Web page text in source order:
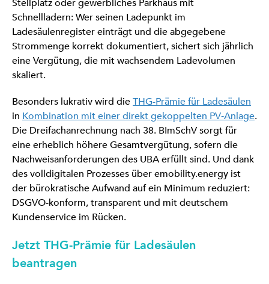
Stellplatz oder gewerbliches Parkhaus mit
Schnellladern: Wer seinen Ladepunkt im
Ladesäulenregister einträgt und die abgegebene
Strommenge korrekt dokumentiert, sichert sich jährlich
eine Vergütung, die mit wachsendem Ladevolumen
skaliert.
Besonders lukrativ wird dieTHG-Prämie für Ladesäulen
in Kombination mit einer direkt gekoppelten PV‑Anlage.
Die Dreifachanrechnung nach 38. BImSchV sorgt für
eine erheblich höhere Gesamtvergütung, sofern die
Nachweisanforderungen des UBA erfüllt sind. Und dank
des volldigitalen Prozesses über emobility.energy ist
der bürokratische Aufwand auf ein Minimum reduziert:
DSGVO-konform, transparent und mit deutschem
Kundenservice im Rücken.
Jetzt THG-Prämie für Ladesäulen
beantragen